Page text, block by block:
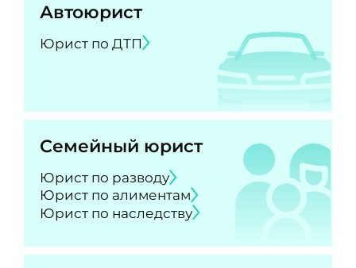
Автоюрист
Юрист по ДТП
Семейный юрист
Юрист по разводу
Юрист по алиментам
Юрист по наследству